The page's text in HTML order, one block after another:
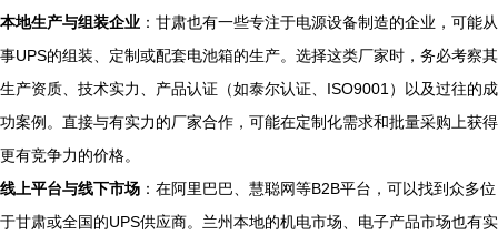
本地生产与组装企业 ：甘肃也有一些专注于电源设备制造的企业，可能从
事UPS的组装、定制或配套电池箱的生产。选择这类厂家时，务必考察其
生产资质、技术实力、产品认证（如泰尔认证、ISO9001）以及过往的成
功案例。直接与有实力的厂家合作，可能在定制化需求和批量采购上获得
更有竞争力的价格。
线上平台与线下市场 ：在阿里巴巴、慧聪网等B2B平台，可以找到众多位
于甘肃或全国的UPS供应商。兰州本地的机电市场、电子产品市场也有实